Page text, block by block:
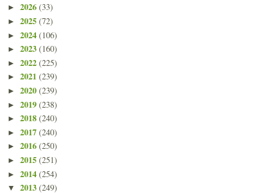
► 2026 (33)
► 2025 (72)
► 2024 (106)
► 2023 (160)
► 2022 (225)
► 2021 (239)
► 2020 (239)
► 2019 (238)
► 2018 (240)
► 2017 (240)
► 2016 (250)
► 2015 (251)
► 2014 (254)
▼ 2013 (249)